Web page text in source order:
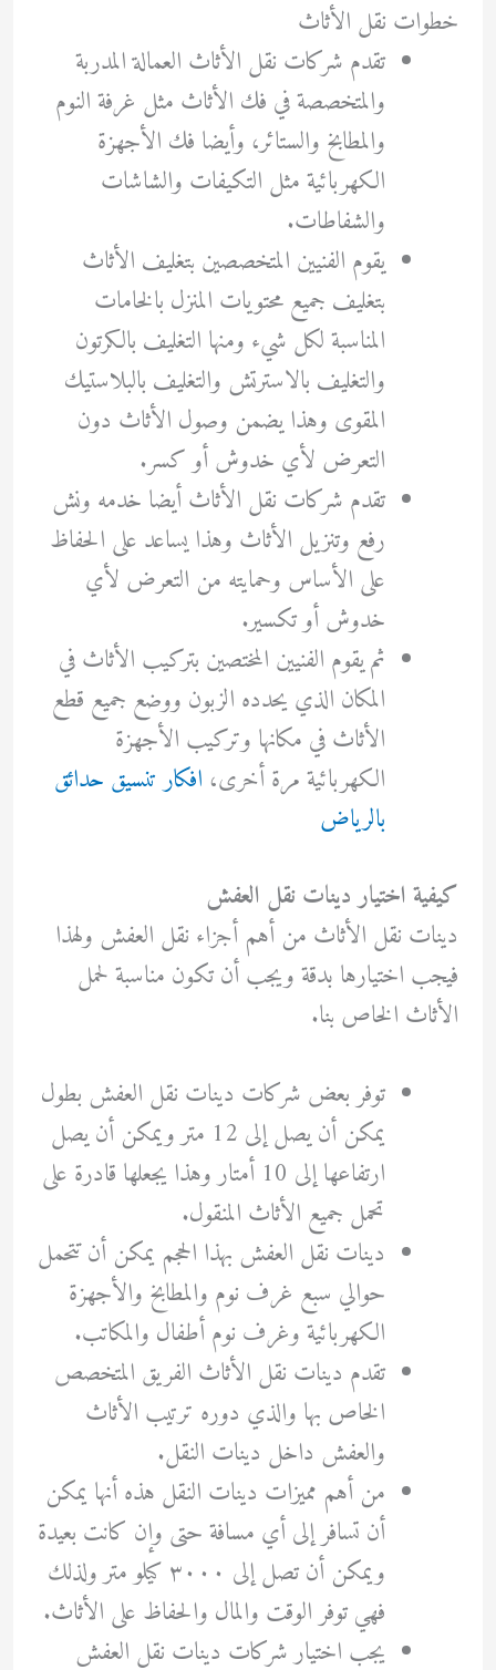
خطوات نقل الأثاث
تقدم شركات نقل الأثاث العمالة المدربة
والمتخصصة في فك الأثاث مثل غرفة النوم
والمطابخ والستائر، وأيضا فك الأجهزة
الكهربائية مثل التكيفات والشاشات
والشفاطات.
يقوم الفنيين المتخصصين بتغليف الأثاث
بتغليف جميع محتويات المنزل بالخامات
المناسبة لكل شيء ومنها التغليف بالكرتون
والتغليف بالاسترتش والتغليف بالبلاستيك
المقوى وهذا يضمن وصول الأثاث دون
التعرض لأي خدوش أو كسر.
تقدم شركات نقل الأثاث أيضا خدمه ونش
رفع وتنزيل الأثاث وهذا يساعد على الحفاظ
على الأساس وحمايته من التعرض لأي
خدوش أو تكسير.
ثم يقوم الفنيين المختصين بتركيب الأثاث في
المكان الذي يحدده الزبون ووضع جميع قطع
الأثاث في مكانها وتركيب الأجهزة
الكهربائية مرة أخرى، افكار تنسيق حدائق
بالرياض
كيفية اختيار دينات نقل العفش
دينات نقل الأثاث من أهم أجزاء نقل العفش ولهذا
فيجب اختيارها بدقة ويجب أن تكون مناسبة لحمل
الأثاث الخاص بنا.
توفر بعض شركات دينات نقل العفش بطول
يمكن أن يصل إلى 12 متر ويمكن أن يصل
ارتفاعها إلى 10 أمتار وهذا يجعلها قادرة على
تحمل جميع الأثاث المنقول.
دينات نقل العفش بهذا الحجم يمكن أن تتحمل
حوالي سبع غرف نوم والمطابخ والأجهزة
الكهربائية وغرف نوم أطفال والمكاتب.
تقدم دينات نقل الأثاث الفريق المتخصص
الخاص بها والذي دوره ترتيب الأثاث
والعفش داخل دينات النقل.
من أهم مميزات دينات النقل هذه أنها يمكن
أن تسافر إلى أي مسافة حتى وإن كانت بعيدة
ويمكن أن تصل إلى ٣٠٠٠ كيلو متر ولذلك
فهي توفر الوقت والمال والحفاظ على الأثاث.
يجب اختيار شركات دينات نقل العفش